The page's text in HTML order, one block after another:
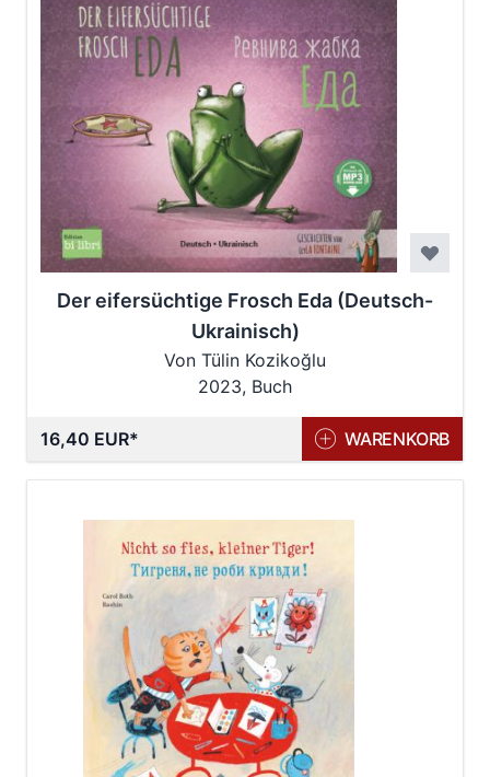
Der eifersüchtige Frosch Eda (Deutsch-
Ukrainisch)
Von Tülin Kozikoğlu
2023, Buch
16,40 EUR WARENKORB